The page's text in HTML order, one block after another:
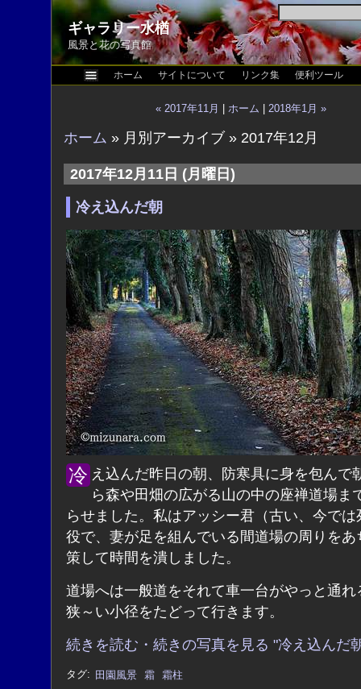
ギャラリー水楢
風景と花の写真館
ホーム サイトについて リンク集 便利ツール
« 2017年11月 ホーム 2018年1月 »
ホーム » 月別アーカイブ » 2017年12月
2017年12月11日 (月曜日)
冷え込んだ朝
冷え込んだ昨日の朝、防寒具に身を包んで朝早くか
ら森や田畑の広がる山の中の座禅道場ま
らせました。私はアッシー君（古い、今では
役で、妻が足を組んでいる間道場の周りをあ
策して時間を潰しました。
道場へは一般道をそれて車一台がやっと通れ
狭～い小径をたどって行きます。
続きを読む・続きの写真を見る "冷え込んだ
タグ: 田園風景 霜 霜柱